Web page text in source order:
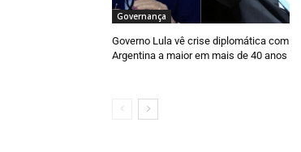
Governança
Governo Lula vê crise diplomática com
Argentina a maior em mais de 40 anos